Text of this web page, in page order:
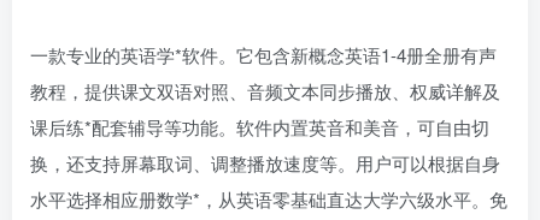
一款专业的英语学*软件。它包含新概念英语1-4册全册有声
教程，提供课文双语对照、音频文本同步播放、权威详解及
课后练*配套辅导等功能。软件内置英音和美音，可自由切
换，还支持屏幕取词、调整播放速度等。用户可以根据自身
水平选择相应册数学*，从英语零基础直达大学六级水平。免